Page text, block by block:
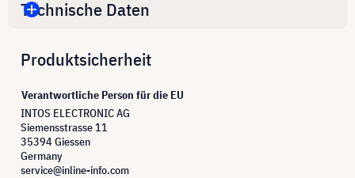
Technische Daten
Produktsicherheit
Verantwortliche Person für die EU
INTOS ELECTRONIC AG
Siemensstrasse 11
35394 Giessen
Germany
service@inline-info.com